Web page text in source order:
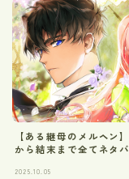
【ある継母のメルヘン
から結末まで全てネタ
2025.10.05